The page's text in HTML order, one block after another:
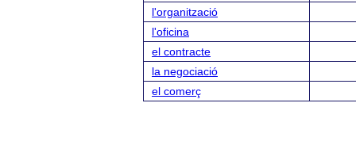
l'organització
l'oficina
el contracte
la negociació
el comerç